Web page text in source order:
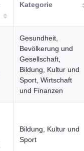
Kategorie
Gesundheit,
Bevölkerung und
Gesellschaft,
Bildung, Kultur und
Sport, Wirtschaft
und Finanzen
Bildung, Kultur und
Sport